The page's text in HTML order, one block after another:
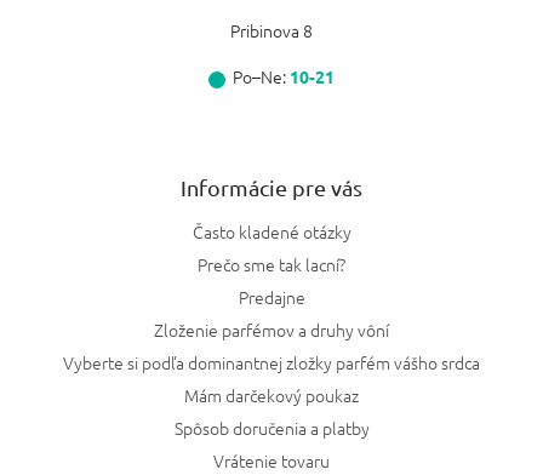
Pribinova 8
Po–Ne: 10-21
Informácie pre vás
Často kladené otázky
Prečo sme tak lacní?
Predajne
Zloženie parfémov a druhy vôní
Vyberte si podľa dominantnej zložky parfém vášho srdca
Mám darčekový poukaz
Spôsob doručenia a platby
Vrátenie tovaru